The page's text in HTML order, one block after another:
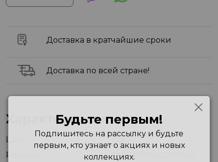
Доставка в кратчайшие сроки
Доставка по всей стране!
Характеристики
Цвет
Black
Размеры
47.00x71.00x27.00 см
Будьте первым!
Подпишитесь на рассылку и будьте
первым, кто узнает о акциях и новых
коллекциях.